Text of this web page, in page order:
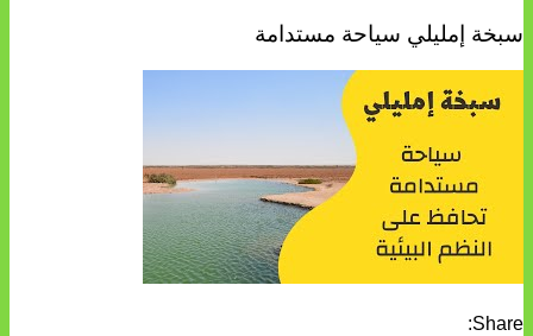
سبخة إمليلي سياحة مستدامة
Share: